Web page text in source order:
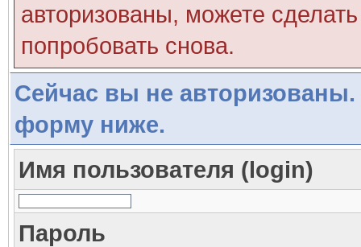
авторизованы, можете
попробовать снова.
Сейчас вы не авторизованы.
форму ниже.
Имя пользователя (login)
Пароль